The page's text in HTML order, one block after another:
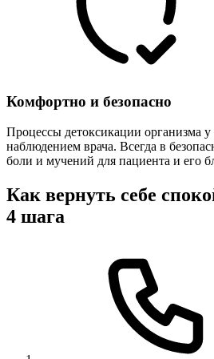
Комфортно и безопасно
Процессы детоксикации организма у
наблюдением врача. Всегда в
боли и мучений для пациента и его
Как вернуть себе
4 шага